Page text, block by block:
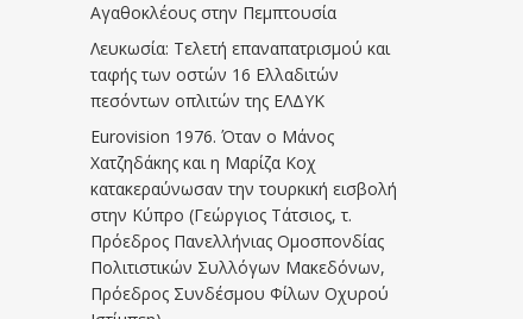
Αγαθοκλέους στην Πεμπτουσία
Λευκωσία: Τελετή επαναπατρισμού και
ταφής των οστών 16 Ελλαδιτών
πεσόντων οπλιτών της ΕΛΔΥΚ
Eurovision 1976. Όταν ο Μάνος
Χατζηδάκης και η Μαρίζα Κοχ
κατακεραύνωσαν την τουρκική εισβολή
στην Κύπρο (Γεώργιος Τάτσιος, τ.
Πρόεδρος Πανελλήνιας Ομοσπονδίας
Πολιτιστικών Συλλόγων Μακεδόνων,
Πρόεδρος Συνδέσμου Φίλων Οχυρού